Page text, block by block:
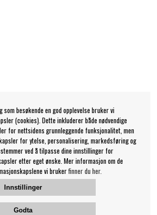
som besøkende en god opplevelse bruker vi
(cookies). Dette inkluderer både nødvendige
for nettsidens grunnleggende funksjonalitet, men
for ytelse, personalisering, markedsføring og
ved å tilpasse dine innstillinger for
etter eget ønske. Mer informasjon om de
vi brukerfinner du her.
Innstillinger
Godta